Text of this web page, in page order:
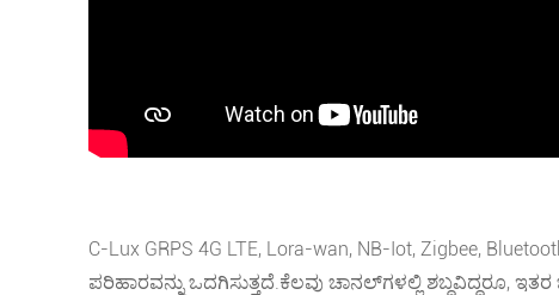
C-Lux GRPS 4G LTE, Lora-wan, NB-Iot, Zigbee,
ಪರಿಹಾರವನ್ನು ಒದಗಿಸುತ್ತದೆ.ಕೆಲವು ಚಾನಲ್‌ಗಳಲ್ಲಿ ಶಬ್ದವಿದ್ದರೂ,